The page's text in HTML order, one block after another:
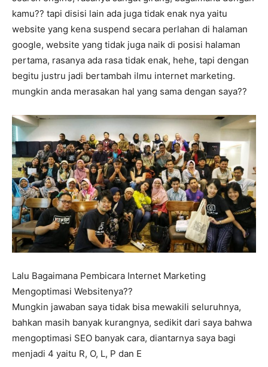
kamu?? tapi disisi lain ada juga tidak enak nya yaitu
website yang kena suspend secara perlahan di halaman
google, website yang tidak juga naik di posisi halaman
pertama, rasanya ada rasa tidak enak, hehe, tapi dengan
begitu justru jadi bertambah ilmu internet marketing.
mungkin anda merasakan hal yang sama dengan saya??
Lalu Bagaimana Pembicara Internet Marketing
Mengoptimasi Websitenya??
Mungkin jawaban saya tidak bisa mewakili seluruhnya,
bahkan masih banyak kurangnya, sedikit dari saya bahwa
mengoptimasi SEO banyak cara, diantarnya saya bagi
menjadi 4 yaitu R, O, L, P dan E